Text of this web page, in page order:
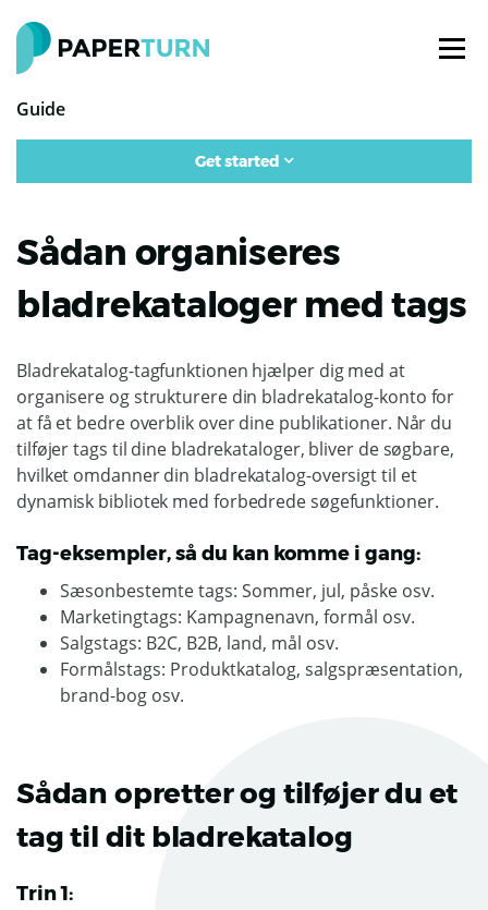
Guide
Get started
Sådan organiseres
bladrekataloger med tags
Bladrekatalog-tagfunktionen hjælper dig med at
organisere og strukturere din bladrekatalog-konto for
at få et bedre overblik over dine publikationer. Når du
tilføjer tags til dine bladrekataloger, bliver de søgbare,
hvilket omdanner din bladrekatalog-oversigt til et
dynamisk bibliotek med forbedrede søgefunktioner.
Tag-eksempler, så du kan komme i gang:
Sæsonbestemte tags: Sommer, jul, påske osv.
Marketingtags: Kampagnenavn, formål osv.
Salgstags: B2C, B2B, land, mål osv.
Formålstags: Produktkatalog, salgspræsentation,
brand-bog osv.
Sådan opretter og tilføjer du et
tag til dit bladrekatalog
Trin 1: